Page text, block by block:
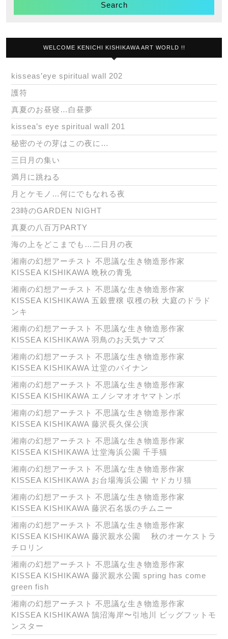
WELCOME KENICHI KISHIKAWA ART WORLD !!
kisseas’eye spiritual wall 202
護符
真夏のお昼寝…白昼夢
kissea’s eye spiritual wall 201
秘密のその芽はこの夜に…
三日月の集い
満月に跳ねる
月とケモノ…何にでもなれる夜
23時のGARDEN NIGHT
真夏の八百万PARTY
海の上をどこまでも…二日月の夜
湘南の幻想アーチスト 不思議な生き物造形作家
KISSEA KISHIKAWA 晩秋の青兎
湘南の幻想アーチスト 不思議な生き物造形作家
KISSEA KISHIKAWA 五穀豊穣 収穫の秋 大庭のドラド
ンキ
湘南の幻想アーチスト 不思議な生き物造形作家
KISSEA KISHIKAWA 羽鳥のお天気ナマズ
湘南の幻想アーチスト 不思議な生き物造形作家
KISSEA KISHIKAWA 辻堂のパイナン
湘南の幻想アーチスト 不思議な生き物造形作家
KISSEA KISHIKAWA エノシマオオヤマトンボ
湘南の幻想アーチスト 不思議な生き物造形作家
KISSEA KISHIKAWA 藤沢長久保公演
湘南の幻想アーチスト 不思議な生き物造形作家
KISSEA KISHIKAWA 辻堂海浜公園 千手猫
湘南の幻想アーチスト 不思議な生き物造形作家
KISSEA KISHIKAWA お台場海浜公園 ヤドカリ猫
湘南の幻想アーチスト 不思議な生き物造形作家
KISSEA KISHIKAWA 藤沢石名坂のチムニー
湘南の幻想アーチスト 不思議な生き物造形作家
KISSEA KISHIKAWA 藤沢親水公園 秋のオーケストラ
チロリン
湘南の幻想アーチスト 不思議な生き物造形作家
KISSEA KISHIKAWA 藤沢親水公園 spring has come
green fish
湘南の幻想アーチスト 不思議な生き物造形作家
KISSEA KISHIKAWA 鵠沼海岸〜引地川 ビッグフットモ
ンスター